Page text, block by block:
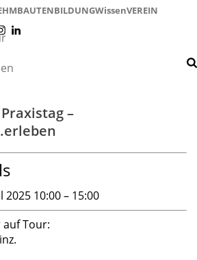
BILDUNGWissenVEREIN
–
2025 10:00– 15:00
Tour: